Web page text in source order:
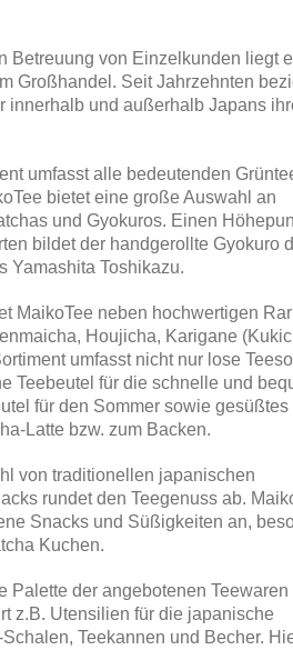
Betreuung von Einzelkunden liegt
Großhandel. Seit Jahrzehnten
innerhalb und außerhalb Japans
umfasst alle bedeutenden
bietet eine große Auswahl an
und Gyokuros. Einen
bildet der handgerollte Gyokuro
Yamashita Toshikazu.
MaikoTee neben hochwertigen
Houjicha, Karigane
umfasst nicht nur lose
Teebeutel für die schnelle und
für den Sommer sowie gesüßtes
Latte bzw. zum Backen.
von traditionellen japanischen
rundet den Teegenuss ab.
Snacks und Süßigkeiten an,
Kuchen.
Palette der angebotenen
z.B. Utensilien für die japanische
Teekannen und Becher.